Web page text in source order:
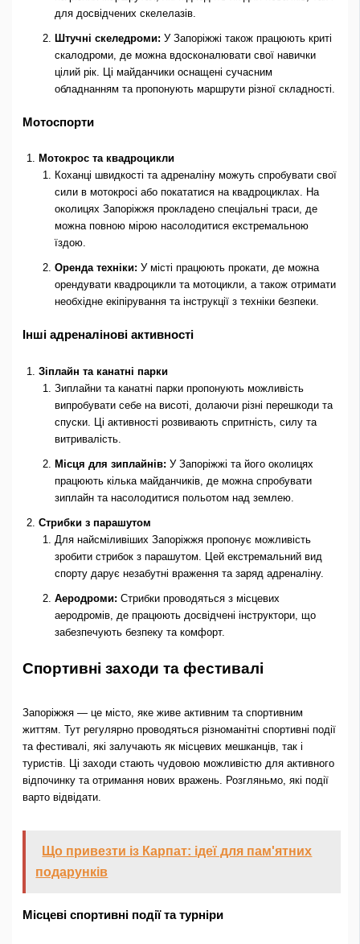
для досвідчених скелелазів.
Штучні скеледроми: У Запоріжжі також працюють криті
скалодроми, де можна вдосконалювати свої навички
цілий рік. Ці майданчики оснащені сучасним
обладнанням та пропонують маршрути різної складності.
Мотоспорти
Мотокрос та квадроцикли
Коханці швидкості та адреналіну можуть спробувати свої
сили в мотокросі або покататися на квадроциклах. На
околицях Запоріжжя прокладено спеціальні траси, де
можна повною мірою насолодитися екстремальною
їздою.
Оренда техніки: У місті працюють прокати, де можна
орендувати квадроцикли та мотоцикли, а також отримати
необхідне екіпірування та інструкції з техніки безпеки.
Інші адреналінові активності
Зіплайн та канатні парки
Зиплайни та канатні парки пропонують можливість
випробувати себе на висоті, долаючи різні перешкоди та
спуски. Ці активності розвивають спритність, силу та
витривалість.
Місця для зиплайнів: У Запоріжжі та його околицях
працюють кілька майданчиків, де можна спробувати
зиплайн та насолодитися польотом над землею.
Стрибки з парашутом
Для найсміливіших Запоріжжя пропонує можливість
зробити стрибок з парашутом. Цей екстремальний вид
спорту дарує незабутні враження та заряд адреналіну.
Аеродроми: Стрибки проводяться з місцевих
аеродромів, де працюють досвідчені інструктори, що
забезпечують безпеку та комфорт.
Спортивні заходи та фестивалі
Запоріжжя — це місто, яке живе активним та спортивним
життям. Тут регулярно проводяться різноманітні спортивні події
та фестивалі, які залучають як місцевих мешканців, так і
туристів. Ці заходи стають чудовою можливістю для активного
відпочинку та отримання нових вражень. Розгляньмо, які події
варто відвідати.
Що привезти із Карпат: ідеї для пам'ятних
подарунків
Місцеві спортивні події та турніри